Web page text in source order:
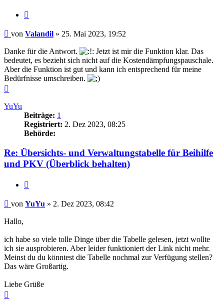
Beitrag
von Valandil » 25. Mai 2023, 19:52
Danke für die Antwort.
Jetzt ist mir die Funktion klar. Das
bedeutet, es bezieht sich nicht auf die Kostendämpfungspauschale.
Aber die Funktion ist gut und kann ich entsprechend für meine
Bedürfnisse umschreiben.
YuYu
Beiträge: 1
Registriert: 2. Dez 2023, 08:25
Behörde:
Re: Übersichts- und Verwaltungstabelle für Beihilfe
und PKV (Überblick behalten)
Beitrag
von YuYu » 2. Dez 2023, 08:42
Hallo,
ich habe so viele tolle Dinge über die Tabelle gelesen, jetzt wollte
ich sie ausprobieren. Aber leider funktioniert der Link nicht mehr.
Meinst du du könntest die Tabelle nochmal zur Verfügung stellen?
Das wäre Großartig.
Liebe Grüße